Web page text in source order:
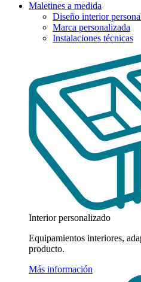
Maletines a medida
Diseño interior
Marca personalizada
Instalaciones técnicas
Interior personalizado
Equipamientos interiores,
producto.
Más información